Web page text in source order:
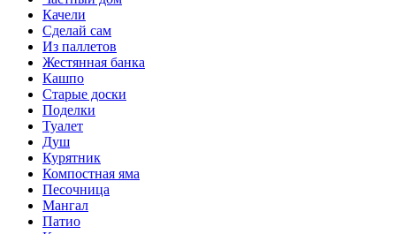
Качели
Сделай сам
Из паллетов
Жестянная банка
Кашпо
Старые доски
Поделки
Туалет
Душ
Курятник
Компостная яма
Песочница
Мангал
Патио